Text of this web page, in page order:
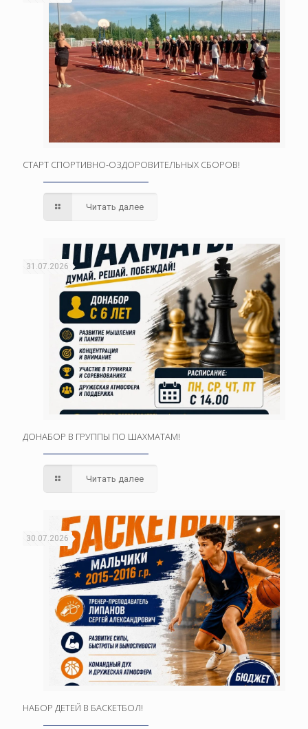
СТАРТ СПОРТИВНО-ОЗДОРОВИТЕЛЬНЫХ СБОРОВ!
Читать далее
31.07.2026
ДОНАБОР В ГРУППЫ ПО ШАХМАТАМ!
Читать далее
30.07.2026
НАБОР ДЕТЕЙ В БАСКЕТБОЛ!